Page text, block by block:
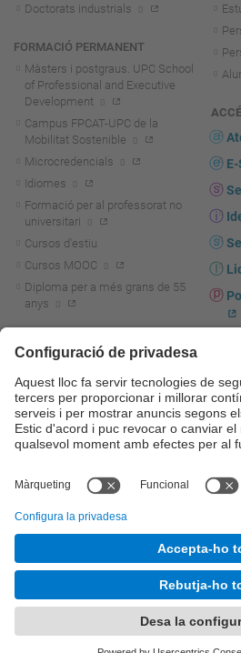
Doctorats industrials
FORMACIÓ PERMANENT
Màsters i postgraus. UPC School
of Professional and Executive
Development
Campus FPCAT-UPC de la
Mobilitat Sostenible
Microcredencials
Idiomes
Formació per al professorat no
universitari
Cursos d'estiu
Cursos MOOC
Diploma per a més grans de 55
anys
Actualitat R+D+I
La recerca a la UPC
La transferència, l'emprenedoria i
la innovació a la UPC
Foment i suport a la recerca
transferència, l'emprenedoria i la
Serveis per a empreses
© UPC Universitat Politècnica de Catalunya -
Configuració de